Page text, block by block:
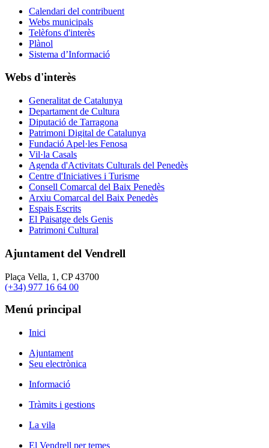
Calendari del contribuent
Webs municipals
Telèfons d'interès
Plànol
Sistema d’Informació
Webs d'interès
Generalitat de Catalunya
Departament de Cultura
Diputació de Tarragona
Patrimoni Digital de Catalunya
Fundació Apel·les Fenosa
Vil·la Casals
Agenda d'Activitats Culturals del Penedès
Centre d'Iniciatives i Turisme
Consell Comarcal del Baix Penedès
Arxiu Comarcal del Baix Penedès
Espais Escrits
El Paisatge dels Genis
Patrimoni Cultural
Ajuntament del Vendrell
Plaça Vella, 1, CP 43700
(+34) 977 16 64 00
Menú principal
Inici
Ajuntament
Seu electrònica
Informació
Tràmits i gestions
La vila
El Vendrell per temes